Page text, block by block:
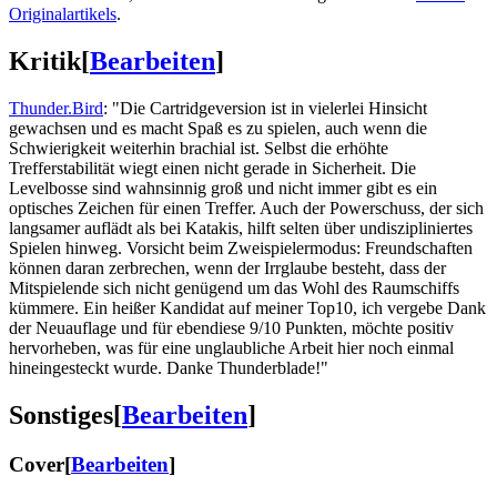
Originalartikels.
Kritik[Bearbeiten]
Thunder.Bird: "Die Cartridgeversion ist in vielerlei Hinsicht
gewachsen und es macht Spaß es zu spielen, auch wenn die
Schwierigkeit weiterhin brachial ist. Selbst die erhöhte
Trefferstabilität wiegt einen nicht gerade in Sicherheit. Die
Levelbosse sind wahnsinnig groß und nicht immer gibt es ein
optisches Zeichen für einen Treffer. Auch der Powerschuss, der sich
langsamer auflädt als bei Katakis, hilft selten über undiszipliniertes
Spielen hinweg. Vorsicht beim Zweispielermodus: Freundschaften
können daran zerbrechen, wenn der Irrglaube besteht, dass der
Mitspielende sich nicht genügend um das Wohl des Raumschiffs
kümmere. Ein heißer Kandidat auf meiner Top10, ich vergebe Dank
der Neuauflage und für ebendiese 9/10 Punkten, möchte positiv
hervorheben, was für eine unglaubliche Arbeit hier noch einmal
hineingesteckt wurde. Danke Thunderblade!"
Sonstiges[Bearbeiten]
Cover[Bearbeiten]